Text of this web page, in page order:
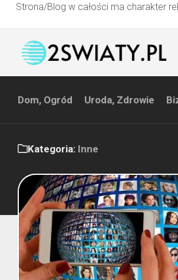
Strona/Blog w całości ma charakter
Dom, Ogród Uroda, Zdrowie
Kategoria: Inne